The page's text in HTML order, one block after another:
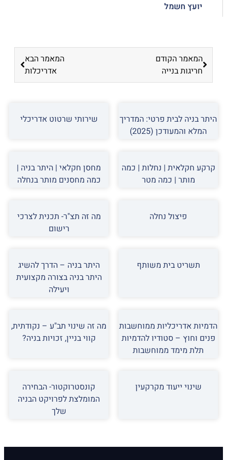
יועץ חשמל
המאמר הקודם
חריגות בנייה
המאמר הבא
אדריכלות
היתר בניה לבית פרטי: המדריך
המלא והמעודכן (2025)
שירותי שרטוט אדריכלי
קרקע חקלאית | נחלות | כמה
מותר | כמה מטר
מחסן חקלאי | היתר בניה |
כמה מחסנים מותר בנחלה
פיצול נחלה
מה זה תצ"ר- תכנית לצרכי
רישום
תשריט בית משותף
היתר בניה – הדרך להשיג
היתר בניה בצורה מקצועית
ויעילה
הדמיות אדריכליות ממוחשבות
פנים וחוץ – סטודיו להדמיות
תלת מימד ממוחשבות
מה זה שינוי תב"ע – נקודתית,
קווי בניין, זכויות בניה?
שינוי ייעוד מקרקעין
קונסטרוקטור- הבחירה
המומלצת לפרויקט הבניה
שלך